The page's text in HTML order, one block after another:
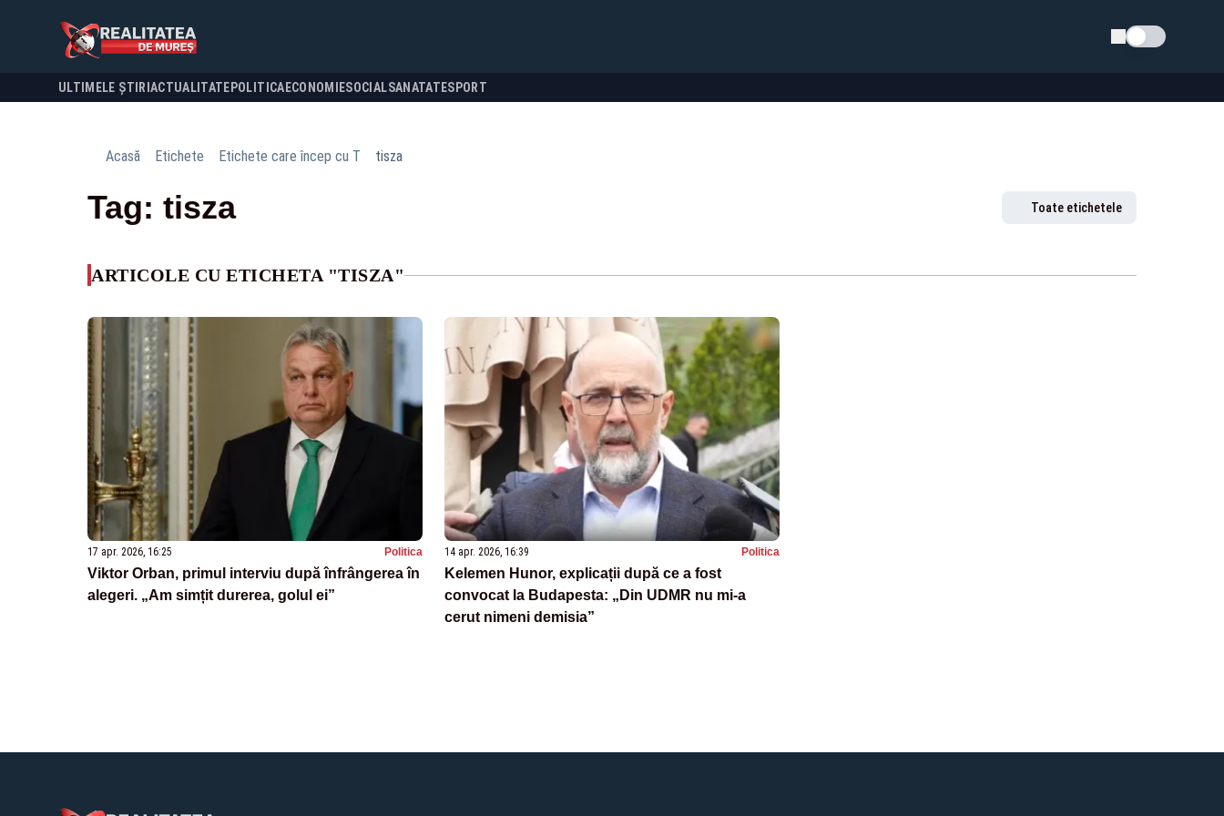
Schimba tema
ULTIMELE ȘTIRI ACTUALITATE POLITICA ECONOMIESOCIALSANATATESPORT
Acasă Etichete Etichete care încep cu T tisza
Tag: tisza Toate etichetele
ARTICOLE CU ETICHETA "TISZA"
17 apr. 2026, 16:25 Politica
Viktor Orban, primul interviu după înfrângerea în
alegeri. „Am simțit durerea, golul ei”
14 apr. 2026, 16:39 Politica
Kelemen Hunor, explicații după ce a fost
convocat la Budapesta: „Din UDMR nu mi-a
cerut nimeni demisia”